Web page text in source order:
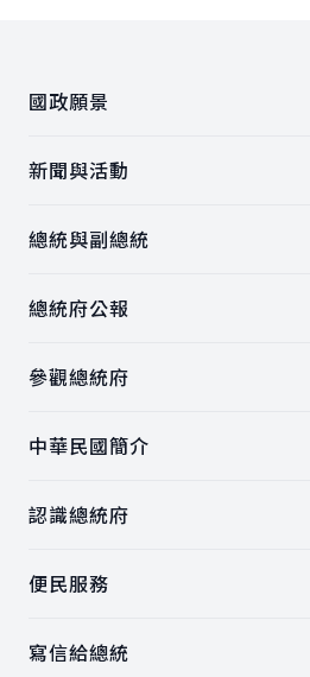
國政願景
新聞與活動
總統與副總統
總統府公報
參觀總統府
中華民國簡介
認識總統府
便民服務
寫信給總統